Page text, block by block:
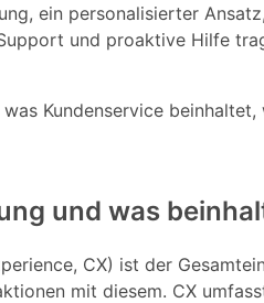
ein personalisierter
und proaktive Hilfe
Kundenservice
und was
CX) ist der
mit diesem. CX